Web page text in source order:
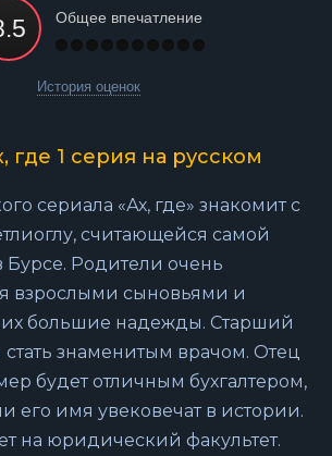
Общее впечатление
История оценок
где 1 серия на русском
сериала «Ах, где» знакомит с
считающейся самой
Бурсе. Родители очень
взрослыми сыновьями и
большие надежды. Старший
знаменитым врачом. Отец
будет отличным бухгалтером,
его имя увековечат в истории.
на юридический факультет.